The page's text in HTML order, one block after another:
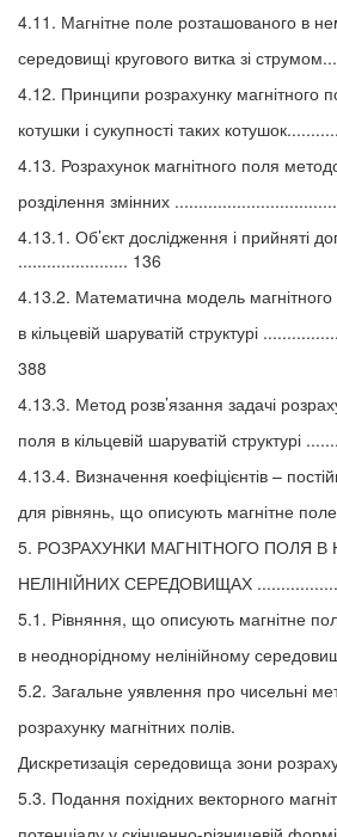
4.11. Магнітне поле розташованого в
середовищі кругового витка зі
4.12. Принципи розрахунку магнітного
котушки і сукупності таких
4.13. Розрахунок магнітного поля
розділення змінних
4.13.1. Об’єкт дослідження і прийняті
....................... 136
4.13.2. Математична модель
в кільцевій шаруватій структурі
388
4.13.3. Метод розв’язання задачі
поля в кільцевій шаруватій структурі
4.13.4. Визначення коефіцієнтів –
для рівнянь, що описують магнітне
5. РОЗРАХУНКИ МАГНІТНОГО ПОЛЯ В
НЕЛІНІЙНИХ СЕРЕДОВИЩАХ
5.1. Рівняння, що описують магнітне
в неоднорідному нелінійному
5.2. Загальне уявлення про чисельні
розрахунку магнітних полів.
Дискретизація середовища зони
5.3. Подання похідних векторного